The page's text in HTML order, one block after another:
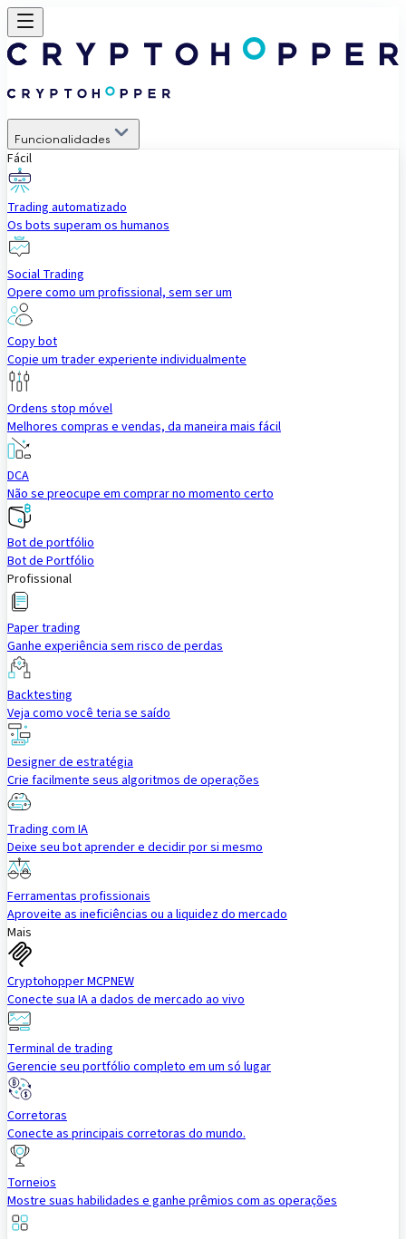
Funcionalidades
Fácil
Trading automatizado
Os bots superam os humanos
Social Trading
Opere como um profissional, sem ser um
Copy bot
Copie um trader experiente individualmente
Ordens stop móvel
Melhores compras e vendas, da maneira mais fácil
DCA
Não se preocupe em comprar no momento certo
Bot de portfólio
Bot de Portfólio
Profissional
Paper trading
Ganhe experiência sem risco de perdas
Backtesting
Veja como você teria se saído
Designer de estratégia
Crie facilmente seus algoritmos de operações
Trading com IA
Deixe seu bot aprender e decidir por si mesmo
Ferramentas profissionais
Aproveite as ineficiências ou a liquidez do mercado
Mais
Cryptohopper MCPNEW
Conecte sua IA a dados de mercado ao vivo
Terminal de trading
Gerencie seu portfólio completo em um só lugar
Corretoras
Conecte as principais corretoras do mundo.
Torneios
Mostre suas habilidades e ganhe prêmios com as operações